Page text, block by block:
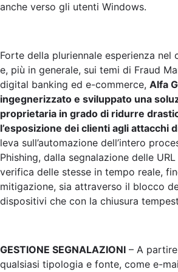
anche verso gli utenti Windows.
Forte della pluriennale esperienza nel
e, più in generale, sui temi di Fraud
digital banking ed e-commerce, Alfa
ingegnerizzato e sviluppato una
proprietaria in grado di ridurre
l’esposizione dei clienti agli attacchi
leva sull’automazione dell’intero
Phishing, dalla segnalazione delle
verifica delle stesse in tempo reale,
mitigazione, sia attraverso il blocco
dispositivi che con la chiusura
GESTIONE SEGNALAZIONI – A
qualsiasi tipologia e fonte, come e-